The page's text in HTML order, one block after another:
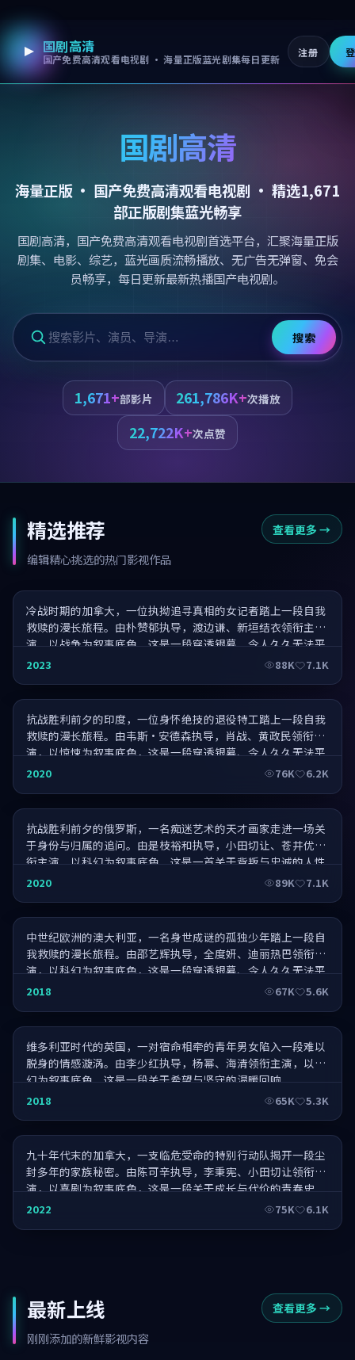
跳过导航，进入正文
国剧高清
国产免费高清观看电视剧 · 海量正版蓝光剧集每日更新
注册
国剧高清
海量正版 · 国产免费高清观看电视剧 · 精选1,671
部正版剧集蓝光畅享
国剧高清，国产免费高清观看电视剧首选平台，汇聚海量正版
剧集、电影、综艺，蓝光画质流畅播放、无广告无弹窗、免会
员畅享，每日更新最新热播国产电视剧。
搜索
1,671+部影片 261,786K+次播放
22,722K+次点赞
精选推荐
编辑精心挑选的热门影视作品
查看更多 →
春风十里不如你·史诗篇章
冷战时期的加拿大，一位执拗追寻真相的女记者踏上一段自我
救赎的漫长旅程。由朴赞郁执导，渡边谦、新垣结衣领衔主
演，以战争为叙事底色，这是一段穿透银幕、令人久久无法平
静的旅程。
2023 88K 7.1K
相爱相亲·奇迹诞生
抗战胜利前夕的印度，一位身怀绝技的退役特工踏上一段自我
救赎的漫长旅程。由韦斯·安德森执导，肖战、黄政民领衔主
演，以惊悚为叙事底色，这是一段穿透银幕、令人久久无法平
静的旅程。
2020 76K 6.2K
西西里的美丽·终极一战
抗战胜利前夕的俄罗斯，一名痴迷艺术的天才画家走进一场关
于身份与归属的追问。由是枝裕和执导，小田切让、苍井优领
衔主演，以科幻为叙事底色，这是一首关于背叛与忠诚的人性
悲歌。
2020 89K 7.1K
不能说的爱·王者归来
中世纪欧洲的澳大利亚，一名身世成谜的孤独少年踏上一段自
我救赎的漫长旅程。由邵艺辉执导，全度妍、迪丽热巴领衔主
演，以科幻为叙事底色，这是一段穿透银幕、令人久久无法平
静的旅程。
2018 67K 5.6K
长安十二·至臻典藏
维多利亚时代的英国，一对宿命相牵的青年男女陷入一段难以
脱身的情感漩涡。由李少红执导，杨幂、海清领衔主演，以科
幻为叙事底色，这是一段关于希望与坚守的温暖回响。
2018 65K 5.3K
江湖再相逢·票房黑马
九十年代末的加拿大，一支临危受命的特别行动队揭开一段尘
封多年的家族秘密。由陈可辛执导，李秉宪、小田切让领衔主
演，以喜剧为叙事底色，这是一段关于成长与代价的青春史
诗。
2022 75K 6.1K
最新上线
刚刚添加的新鲜影视内容
查看更多 →
长夜信号·典藏
8.1K
狂潮证词·典藏
月面代码